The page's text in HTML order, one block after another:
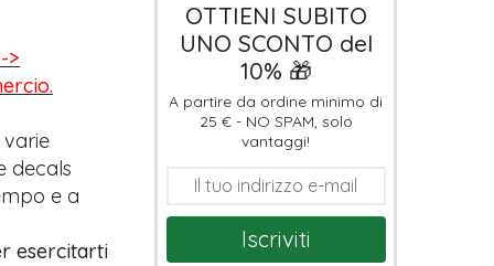
>
decals
e a
esercitarti
OTTIENI SUBITO
UNO SCONTO del
10% 🎁
A partire da ordine minimo di
25 € - NO SPAM, solo
vantaggi!
Iscriviti